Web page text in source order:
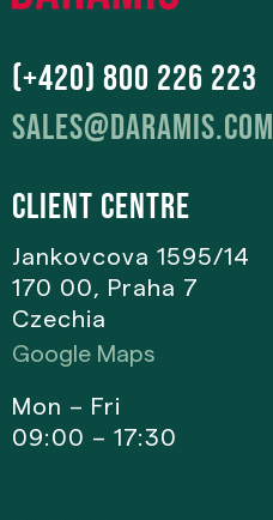
(+420) 800 226 223
sales@daramis.com
Client centre
Jankovcova 1595/14
170 00, Praha 7
Czechia
Google Maps
Mon – Fri
09:00 – 17:30